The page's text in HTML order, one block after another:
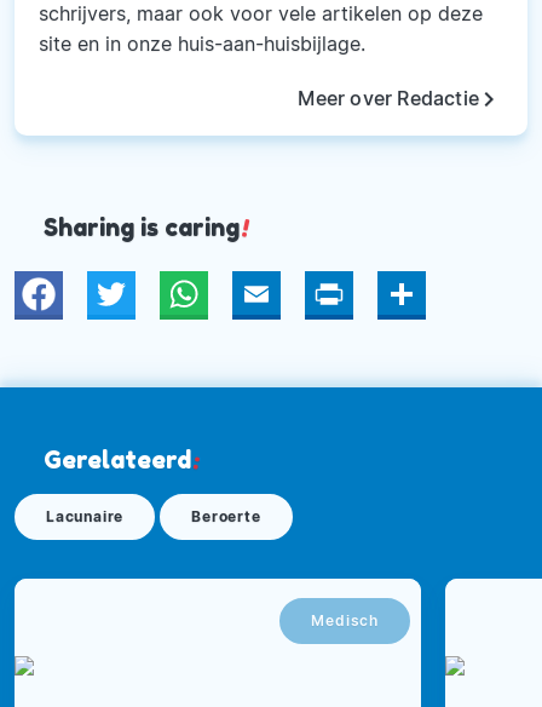
schrijvers, maar ook voor vele artikelen op deze
site en in onze huis-aan-huisbijlage.
Meer over Redactiekeyboard_arrow_right
Sharing is caring!
Twitter WhatsAppEmail Print Deel
Gerelateerd:
Lacunaire Beroerte
Medisch